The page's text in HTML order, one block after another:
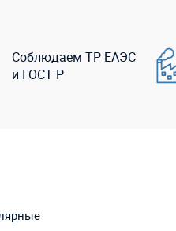
Соблюдаем ТР ЕАЭС
и ГОСТ Р